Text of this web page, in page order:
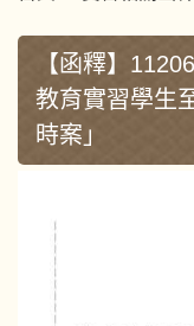
【函釋】
教育實習學生
時案」